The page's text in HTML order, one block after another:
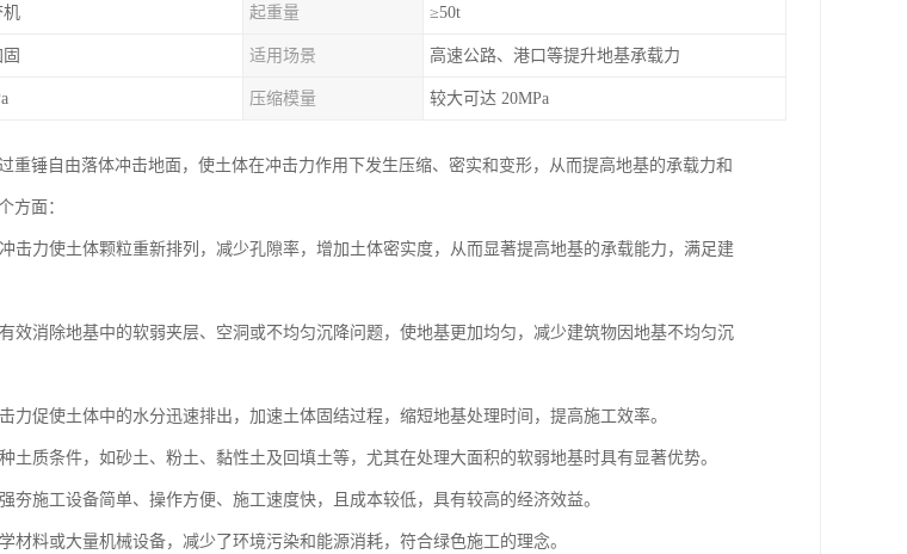
机 起重量 ≥50t
适用场景 高速公路、港口等提升地基承载力
压缩模量 较大可达 20MPa
重锤自由落体冲击地面，使土体在冲击力作用下发生压缩、密实和变形，从而提高地基的承载力和
方面：
击力使土体颗粒重新排列，减少孔隙率，增加土体密实度，从而显著提高地基的承载能力，满足建
效消除地基中的软弱夹层、空洞或不均匀沉降问题，使地基更加均匀，减少建筑物因地基不均匀沉
力促使土体中的水分迅速排出，加速土体固结过程，缩短地基处理时间，提高施工效率。
土质条件，如砂土、粉土、黏性土及回填土等，尤其在处理大面积的软弱地基时具有显著优势。
夯施工设备简单、操作方便、施工速度快，且成本较低，具有较高的经济效益。
材料或大量机械设备，减少了环境污染和能源消耗，符合绿色施工的理念。